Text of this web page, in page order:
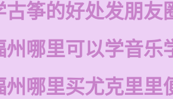
古筝的好处发朋友
州哪里可以学音乐
州哪里买尤克里里